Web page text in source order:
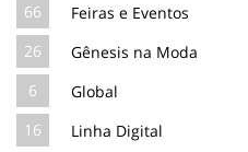
66
Feiras e Eventos
26
Gênesis na Moda
6
Global
16
Linha Digital